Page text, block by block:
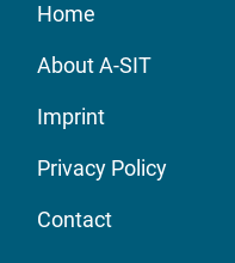
Home
About A-SIT
Imprint
Privacy Policy
Contact